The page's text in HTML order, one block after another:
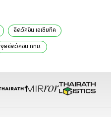
ฉีดวัคซีน เอเชียทีค
จุดฉีดวัคซีน กทม.